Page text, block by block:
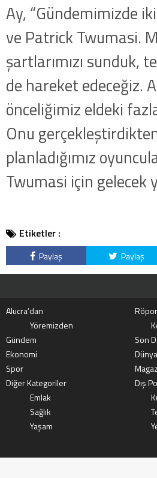
Ay, “Gündemimizde
ve Patrick Twumasi.
şartlarımızı sunduk,
de hareket edeceğiz.
önceliğimiz eldeki
Onu
planladığımız
Twumasi için gelecek
Etiketler :
Paylaş Paylaş
Alucra’dan
Yöremizden
Gündem
Son
Ekonomi
Dünya
Spor
Diğer Kategoriler
Dış
Emlak
Sağlık
Yaşam